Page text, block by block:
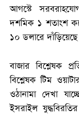
আগস্টে
দশমিক ১ শতাংশ
১০ ডলারে
বাজার বিশ্লেষক
বিশ্লেষক টিম
ওঠানামা দেখা
ইসরাইল যুদ্ধবিরতির